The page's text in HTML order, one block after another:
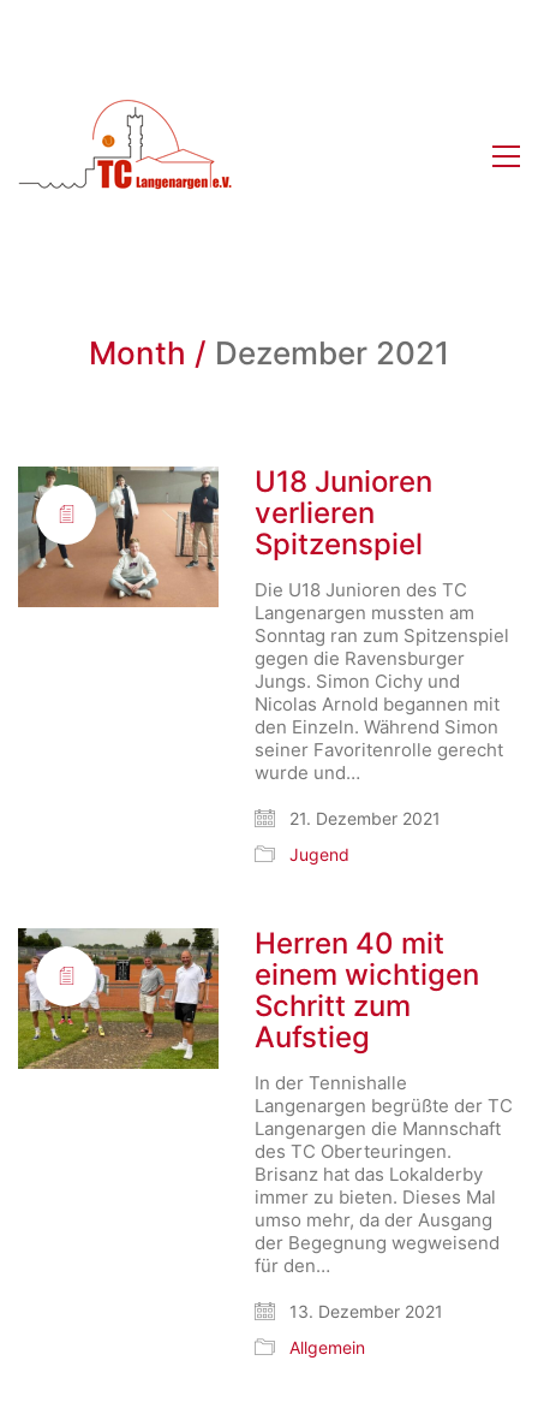
Month / Dezember 2021
U18 Junioren
verlieren
Spitzenspiel
Die U18 Junioren des TC
Langenargen mussten am
Sonntag ran zum Spitzenspiel
gegen die Ravensburger
Jungs. Simon Cichy und
Nicolas Arnold begannen mit
den Einzeln. Während Simon
seiner Favoritenrolle gerecht
wurde und…
21. Dezember 2021
Jugend
Herren 40 mit
einem wichtigen
Schritt zum
Aufstieg
In der Tennishalle
Langenargen begrüßte der TC
Langenargen die Mannschaft
des TC Oberteuringen.
Brisanz hat das Lokalderby
immer zu bieten. Dieses Mal
umso mehr, da der Ausgang
der Begegnung wegweisend
für den…
13. Dezember 2021
Allgemein